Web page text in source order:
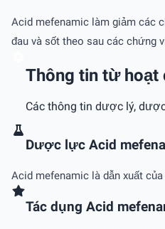
Acid mefenamic làm giảm các
đau và sốt theo sau các chứng
Thông tin từ hoạt
Các thông tin dược lý,
Dược lực Acid
Acid mefenamic là dẫn xuất
Tác dụng Acid